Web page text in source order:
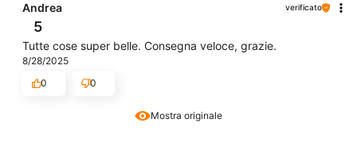
Mostra originale
Andrea verificato
5
Tutte cose super belle. Consegna veloce, grazie.
8/28/2025
0
0